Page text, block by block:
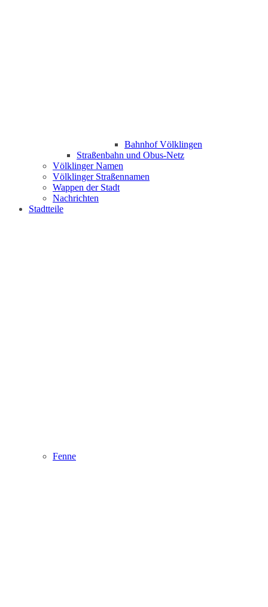
Bahnhof Völklingen
Straßenbahn und Obus-Netz
Völklinger Namen
Völklinger Straßennamen
Wappen der Stadt
Nachrichten
Stadtteile
Fenne